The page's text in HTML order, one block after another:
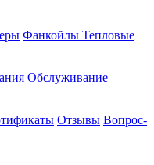
Фанкойлы Тепловые
Обслуживание
Отзывы Вопрос-